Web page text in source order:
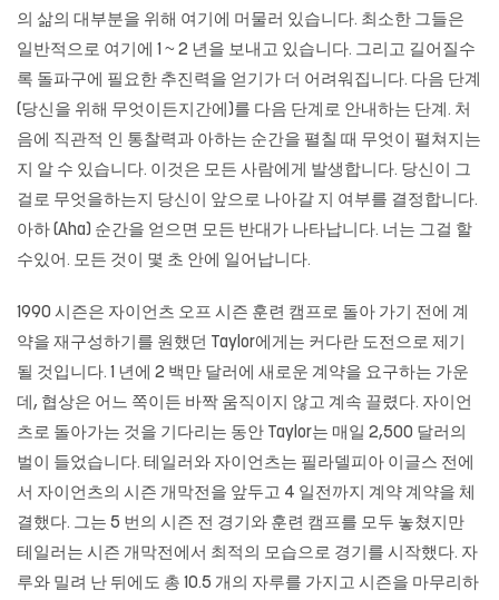
의 삶의 대부분을 위해 여기에 머물러 있습니다. 최소한 그들은
일반적으로 여기에 1 ~ 2 년을 보내고 있습니다. 그리고 길어질수
록 돌파구에 필요한 추진력을 얻기가 더 어려워집니다. 다음 단계
(당신을 위해 무엇이든지간에)를 다음 단계로 안내하는 단계. 처
음에 직관적 인 통찰력과 아하는 순간을 펼칠 때 무엇이 ​​펼쳐지는
지 알 수 있습니다. 이것은 모든 사람에게 발생합니다. 당신이 그
걸로 무엇을하는지 당신이 앞으로 나아갈 지 여부를 결정합니다.
아하 (Aha) 순간을 얻으면 모든 반대가 나타납니다. 너는 그걸 할
수있어. 모든 것이 몇 초 안에 일어납니다.
1990 시즌은 자이언츠 오프 시즌 훈련 캠프로 돌아 가기 전에 계
약을 재구성하기를 원했던 Taylor에게는 커다란 도전으로 제기
될 것입니다. 1 년에 2 백만 달러에 새로운 계약을 요구하는 가운
데, 협상은 어느 쪽이든 바짝 움직이지 않고 계속 끌렸다. 자이언
츠로 돌아가는 것을 기다리는 동안 Taylor는 매일 2,500 달러의
벌이 들었습니다. 테일러와 자이언츠는 필라델피아 이글스 전에
서 자이언츠의 시즌 개막전을 앞두고 4 일전까지 계약 계약을 체
결했다. 그는 5 번의 시즌 전 경기와 훈련 캠프를 모두 놓쳤지만
테일러는 시즌 개막전에서 최적의 모습으로 경기를 시작했다. 자
루와 밀려 난 뒤에도 총 10.5 개의 자루를 가지고 시즌을 마무리하